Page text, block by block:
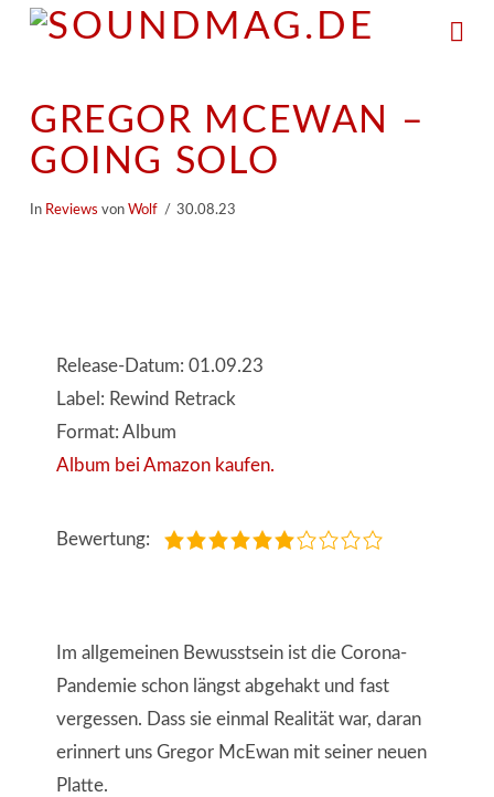
GREGOR MCEWAN –
GOING SOLO
In Reviews von Wolf 30.08.23
Release-Datum: 01.09.23
Label: Rewind Retrack
Format: Album
Album bei Amazon kaufen.
Bewertung:
Im allgemeinen Bewusstsein ist die Corona-
Pandemie schon längst abgehakt und fast
vergessen. Dass sie einmal Realität war, daran
erinnert uns Gregor McEwan mit seiner neuen
Platte.